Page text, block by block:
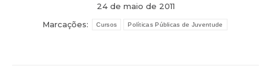
24 de maio de 2011
Marcações:
Cursos Políticas Públicas de Juventude